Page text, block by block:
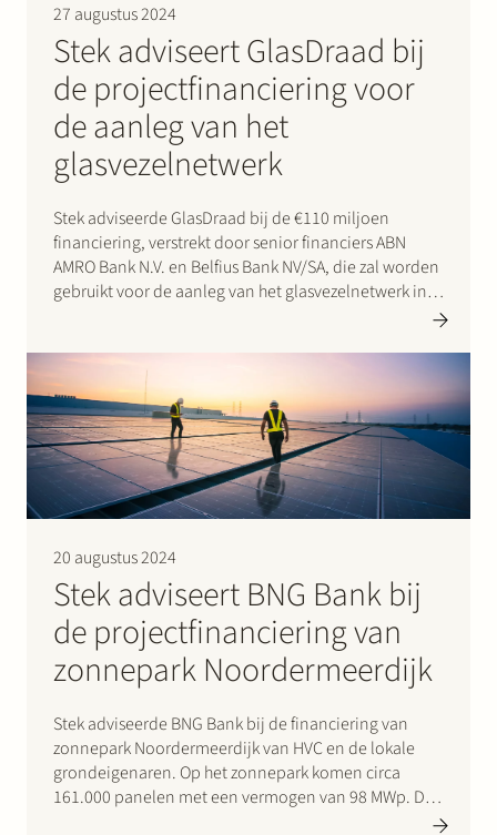
27 augustus 2024
Stek adviseert GlasDraad bij
de projectfinanciering voor
de aanleg van het
glasvezelnetwerk
Stek adviseerde GlasDraad bij de €110 miljoen
financiering, verstrekt door senior financiers ABN
AMRO Bank N.V. en Belfius Bank NV/SA, die zal worden
gebruikt voor de aanleg van het glasvezelnetwerk in
20 augustus 2024
Stek adviseert BNG Bank bij
de projectfinanciering van
zonnepark Noordermeerdijk
Stek adviseerde BNG Bank bij de financiering van
zonnepark Noordermeerdijk van HVC en de lokale
grondeigenaren. Op het zonnepark komen circa
161.000 panelen met een vermogen van 98 MWp. Dat
is genoeg om jaarlijks 37.500 huishoudens van groene